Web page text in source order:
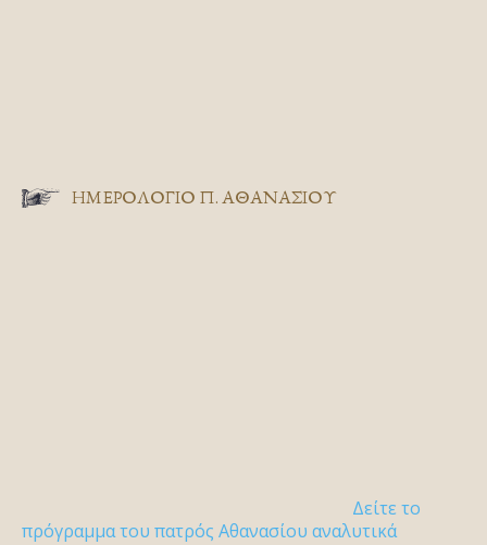
ΗΜΕΡΟΛΟΓΙΟ Π. ΑΘΑΝΑΣΙΟΥ
Δείτε το
πρόγραμμα του πατρός Αθανασίου αναλυτικά